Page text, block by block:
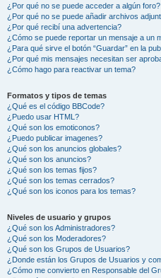
¿Por qué no se puede acceder a algún foro?
¿Por qué no se puede añadir archivos
¿Por qué recibí una advertencia?
¿Cómo se puede reportar un mensaje a un
¿Para qué sirve el botón “Guardar” en la
¿Por qué mis mensajes necesitan ser
¿Cómo hago para reactivar un tema?
Formatos y tipos de temas
¿Qué es el código BBCode?
¿Puedo usar HTML?
¿Qué son los emoticonos?
¿Puedo publicar imagenes?
¿Qué son los anuncios globales?
¿Qué son los anuncios?
¿Qué son los temas fijos?
¿Qué son los temas cerrados?
¿Qué son los iconos para los temas?
Niveles de usuario y grupos
¿Qué son los Administradores?
¿Qué son los Moderadores?
¿Qué son los Grupos de Usuarios?
¿Donde están los Grupos de Usuarios y
¿Cómo me convierto en Responsable del